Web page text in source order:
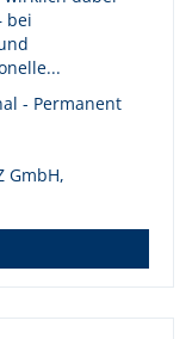
bei
- Permanent
GmbH,